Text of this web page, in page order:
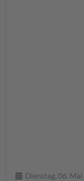
DetailsDienstag, 06.